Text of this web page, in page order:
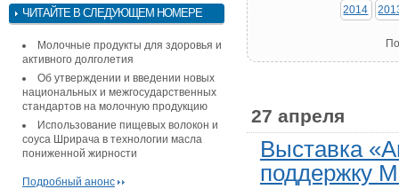
ЧИТАЙТЕ В СЛЕДУЮЩЕМ НОМЕРЕ
Молочные продукты для здоровья и
активного долголетия
Об утверждении и введении новых
национальных и межгосударственных
стандартов на молочную продукцию
Использование пищевых волокон и
соуса Шрирача в технологии масла
пониженной жирности
Подробный анонс
2014
27 апреля
Выставка
поддержку